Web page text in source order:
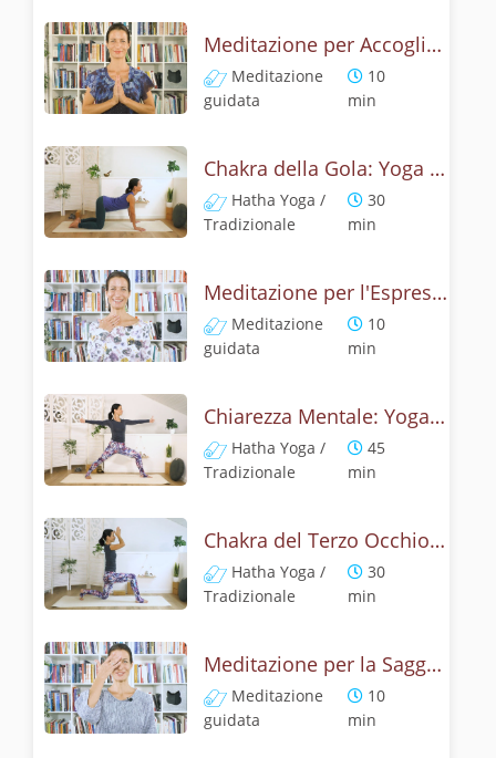
Meditazione per Accogliere la Bellezza: Chakra del Cuore
Meditazione
guidata
10
min
Chakra della Gola: Yoga per la Voce Autentica
Hatha Yoga /
Tradizionale
30
min
Meditazione per l'Espressione e l'Ascolto: Chakra della Gola
Meditazione
guidata
10
min
Chiarezza Mentale: Yoga con il Sesto Chakra
Hatha Yoga /
Tradizionale
45
min
Chakra del Terzo Occhio: Yoga per il Risveglio dell'Intuizione
Hatha Yoga /
Tradizionale
30
min
Meditazione per la Saggezza Interiore: Chakra del Terzo Occhio
Meditazione
guidata
10
min